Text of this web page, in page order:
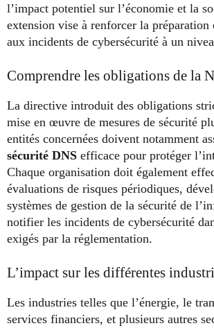
l’impact potentiel sur l’économie et la
extension vise à renforcer la préparation
aux incidents de cybersécurité à un
Comprendre les obligations de la
La directive introduit des obligations
mise en œuvre de mesures de sécurité
entités concernées doivent notamment
sécurité DNS efficace pour protéger
Chaque organisation doit également
évaluations de risques périodiques,
systèmes de gestion de la sécurité de
notifier les incidents de cybersécurité
exigés par la réglementation.
L’impact sur les différentes
Les industries telles que l’énergie, le
services financiers, et plusieurs autres